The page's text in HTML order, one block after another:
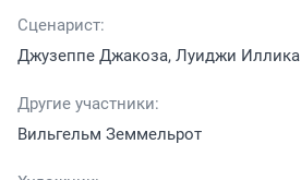
Сценарист:
Джузеппе Джакоза, Луиджи Иллика
Другие участники:
Вильгельм Земмельрот